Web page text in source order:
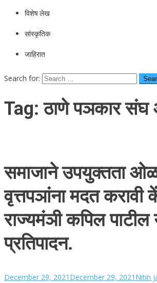
विशेष लेख
सांस्कृतिक
जाहिरात
Search for:
Tag:ठाणे पञकार संघ
समाजाने उपयुक्तता
वृत्तपञांना मदत करावी
राज्यमंञी कपिल पाटील
प्रतिपादन.
December 29, 2021 December 29, 2021 Nitin